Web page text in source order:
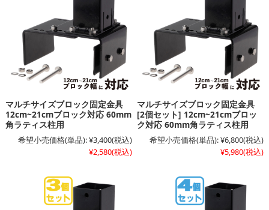
マルチサイズブロック固定金具
12cm~21cmブロック対応 60mm
角ラティス柱用
希望小売価格(単品):¥3,400(税込)
¥2,580(税込)
マルチサイズブロック固定金具
[2個セット] 12cm~21cmブロッ
ク対応 60mm角ラティス柱用
希望小売価格(単品):¥6,800(税込)
¥5,980(税込)